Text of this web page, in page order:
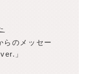
らのメッセー
」